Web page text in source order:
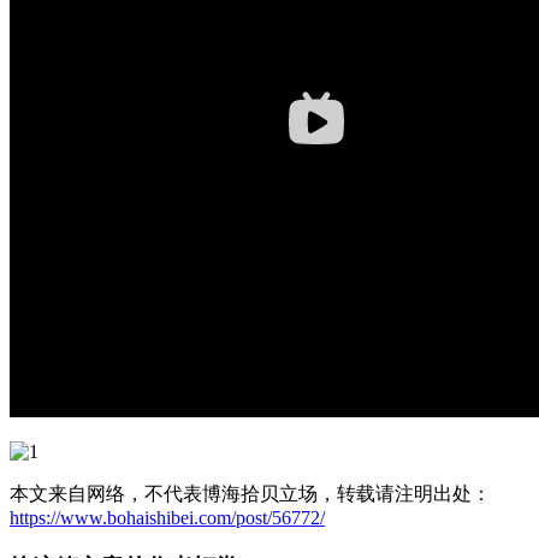
本文来自网络，不代表博海拾贝立场，转载请注明出处：
https://www.bohaishibei.com/post/56772/